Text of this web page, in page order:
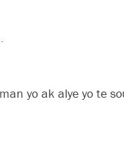
yo ak alye yo te